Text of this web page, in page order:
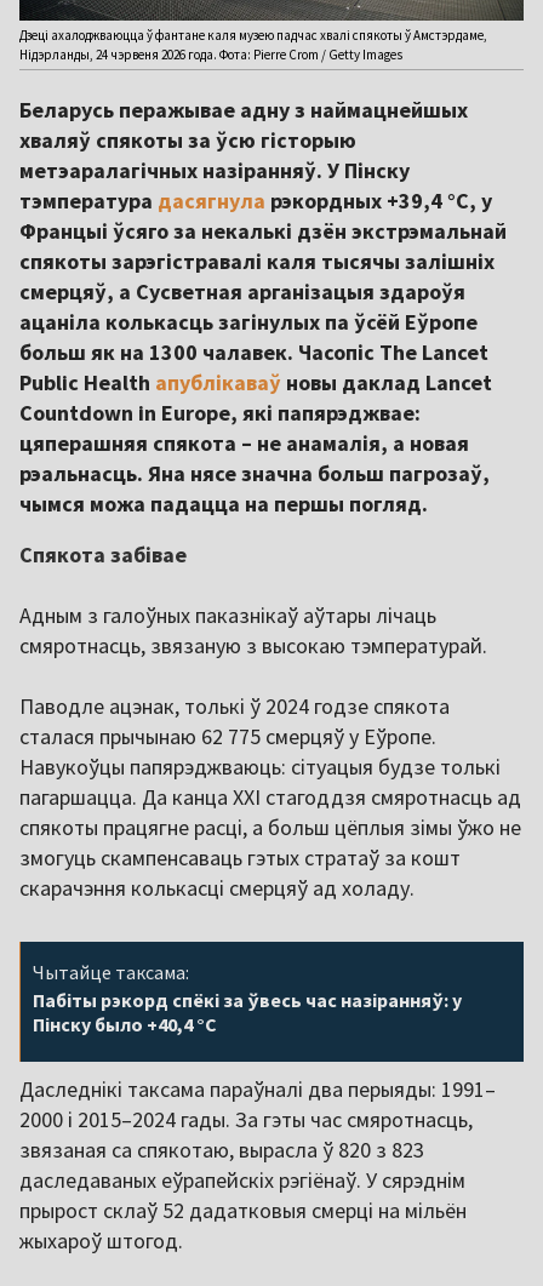
Дзеці ахалоджваюцца ў фантане каля музею падчас хвалі спякоты ў Амстэрдаме,
Нідэрланды, 24 чэрвеня 2026 года. Фота: Pierre Crom / Getty Images
Беларусь перажывае адну з наймацнейшых
хваляў спякоты за ўсю гісторыю
метэаралагічных назіранняў. У Пінску
тэмпература дасягнула рэкордных +39,4 °C, у
Францыі ўсяго за некалькі дзён экстрэмальнай
спякоты зарэгістравалі каля тысячы залішніх
смерцяў, а Сусветная арганізацыя здароўя
ацаніла колькасць загінулых па ўсёй Еўропе
больш як на 1300 чалавек. Часопіс The Lancet
Public Health апублікаваў новы даклад Lancet
Countdown in Europe, які папярэджвае:
цяперашняя спякота – не анамалія, а новая
рэальнасць. Яна нясе значна больш пагрозаў,
чымся можа падацца на першы погляд.
Спякота забівае
Адным з галоўных паказнікаў аўтары лічаць
смяротнасць, звязаную з высокаю тэмпературай.
Паводле ацэнак, толькі ў 2024 годзе спякота
сталася прычынаю 62 775 смерцяў у Еўропе.
Навукоўцы папярэджваюць: сітуацыя будзе толькі
пагаршацца. Да канца XXI стагоддзя смяротнасць ад
спякоты працягне расці, а больш цёплыя зімы ўжо не
змогуць скампенсаваць гэтых стратаў за кошт
скарачэння колькасці смерцяў ад холаду.
Чытайце таксама:
Пабіты рэкорд спёкі за ўвесь час назіранняў: у
Пінску было +40,4 °С
Даследнікі таксама параўналі два перыяды: 1991–
2000 і 2015–2024 гады. За гэты час смяротнасць,
звязаная са спякотаю, вырасла ў 820 з 823
даследаваных еўрапейскіх рэгіёнаў. У сярэднім
прырост склаў 52 дадатковыя смерці на мільён
жыхароў штогод.